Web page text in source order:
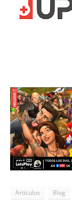
Artículos Blog